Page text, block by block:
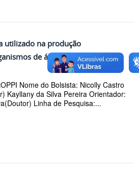
utilizado na produção
de água doce tropical:
Nome do Bolsista: Nicolly Castro
Kayllany da Silva Pereira Orientador:
Linha de Pesquisa:...